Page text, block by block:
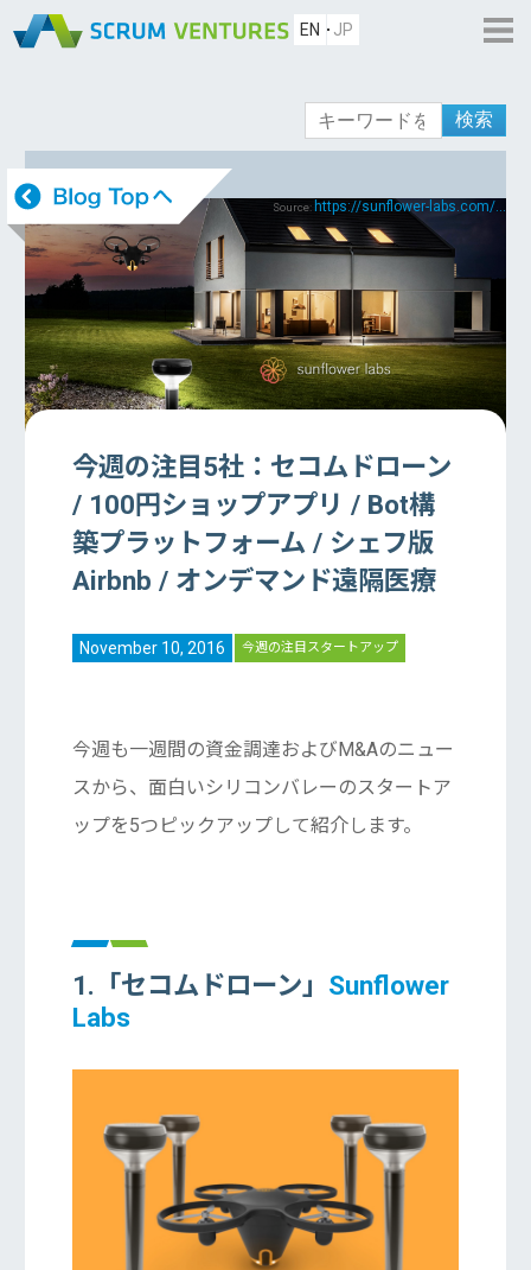
EN JP
検索
Source: https://sunflower-labs.com/...
今週の注目5社：セコムドローン
/ 100円ショップアプリ / Bot構
築プラットフォーム / シェフ版
Airbnb / オンデマンド遠隔医療
November 10, 2016 今週の注目スタートアップ
今週も一週間の資金調達およびM&Aのニュー
スから、面白いシリコンバレーのスタートア
ップを5つピックアップして紹介します。
1.「セコムドローン」 Sunflower
Labs